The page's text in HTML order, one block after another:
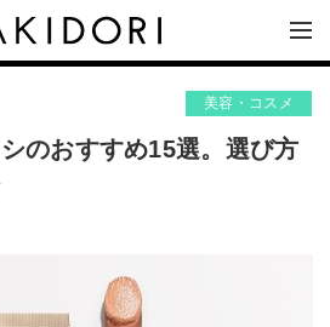
美容・コスメ
のおすすめ15選。選び方